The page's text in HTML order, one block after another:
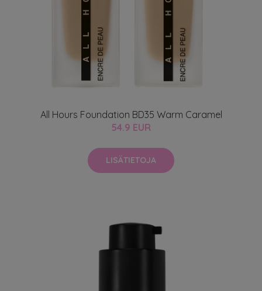
All Hours Foundation BD35 Warm Caramel
54.9 EUR
LISÄTIETOJA